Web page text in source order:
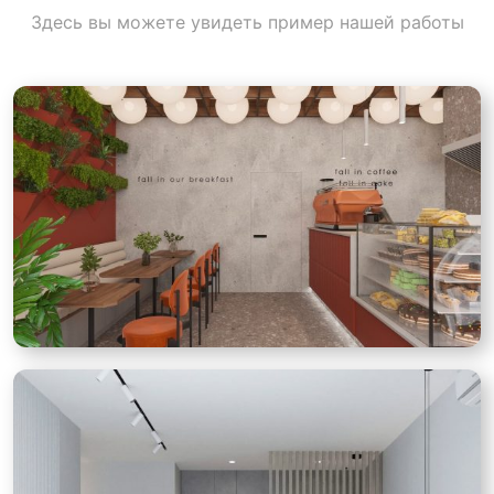
Здесь вы можете увидеть пример нашей работы